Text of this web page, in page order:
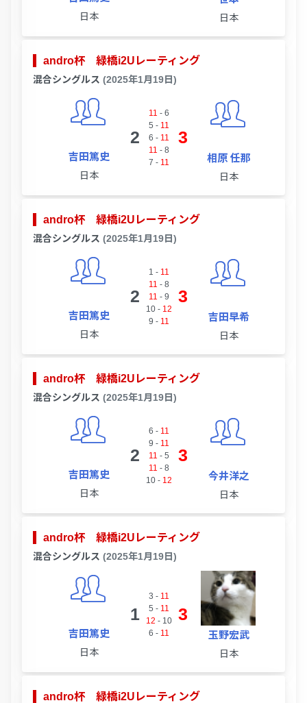
日本 日本
andro杯 緑橋i2Uレーティング
混合シングルス (2025年1月19日)
吉田篤史
日本
2
11 - 6
5 - 11
6 - 11
11 - 8
7 - 11
3
相原 任那
日本
andro杯 緑橋i2Uレーティング
混合シングルス (2025年1月19日)
吉田篤史
日本
2
1 - 11
11 - 8
11 - 9
10- 12
9 - 11
3
吉田早希
日本
andro杯 緑橋i2Uレーティング
混合シングルス (2025年1月19日)
吉田篤史
日本
2
6 - 11
9 - 11
11 - 5
11 - 8
10- 12
3
今井洋之
日本
andro杯 緑橋i2Uレーティング
混合シングルス (2025年1月19日)
吉田篤史
日本
1
3 - 11
5 - 11
12 - 10
6 - 11
3
玉野宏武
日本
andro杯 緑橋i2Uレーティング